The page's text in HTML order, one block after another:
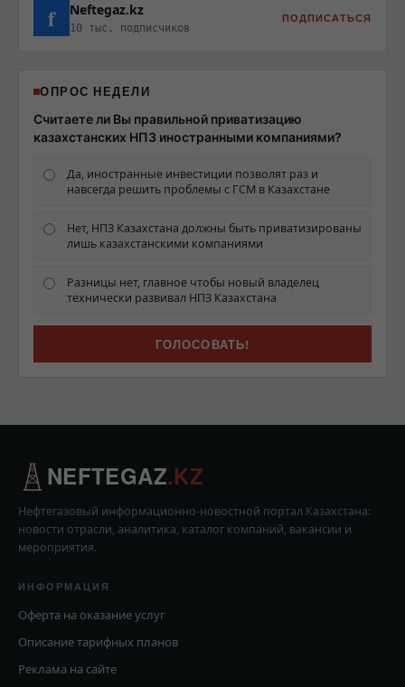
f Neftegaz.kz
10 тыс. подписчиков
ПОДПИСАТЬСЯ
ОПРОС НЕДЕЛИ
Считаете ли Вы правильной приватизацию
казахстанских НПЗ иностранными компаниями?
Да, иностранные инвестиции позволят раз и
навсегда решить проблемы с ГСМ в Казахстане
Нет, НПЗ Казахстана должны быть приватизированы
лишь казахстанскими компаниями
Разницы нет, главное чтобы новый владелец
технически развивал НПЗ Казахстана
NEFTEGAZ.KZ
Нефтегазовый информационно-новостной портал Казахстана:
новости отрасли, аналитика, каталог компаний, вакансии и
мероприятия.
ИНФОРМАЦИЯ
Оферта на оказание услуг
Описание тарифных планов
Реклама на сайте